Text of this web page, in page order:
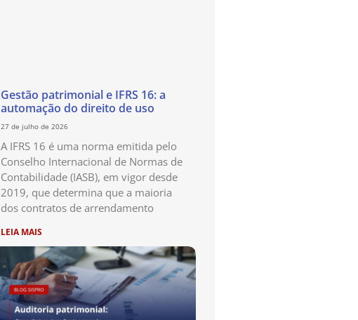
Gestão patrimonial e IFRS 16: a
automação do direito de uso
27 de julho de 2026
A IFRS 16 é uma norma emitida pelo
Conselho Internacional de Normas de
Contabilidade (IASB), em vigor desde
2019, que determina que a maioria
dos contratos de arrendamento
LEIA MAIS